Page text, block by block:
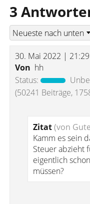
3
30. Mai 2022 | 21:29
Von hh
Status:
(50241 Beiträge,
Zitat(von
Kamm es sein
Steuer abzieht
eigentlich
müssen?